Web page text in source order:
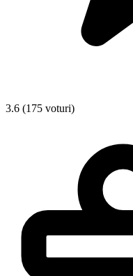
3.6 (175 voturi)